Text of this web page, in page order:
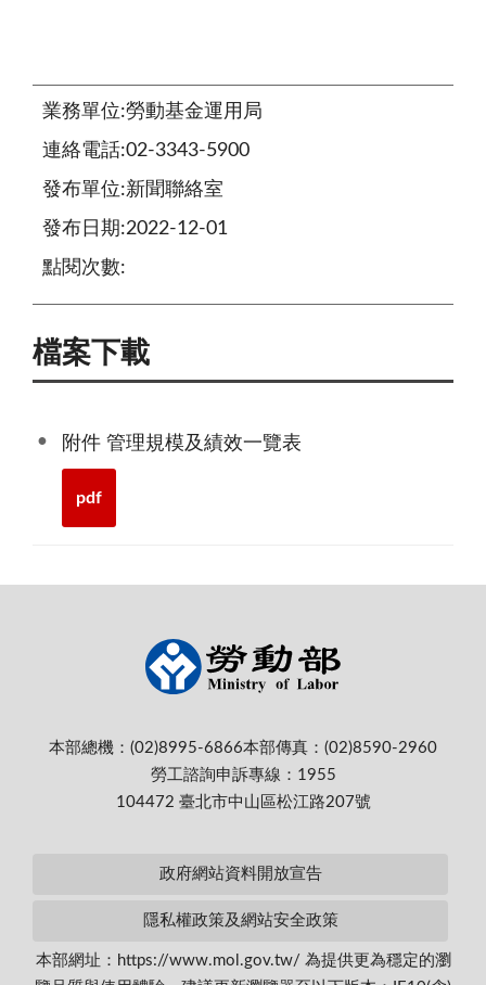
業務單位:勞動基金運用局
連絡電話:02-3343-5900
發布單位:新聞聯絡室
發布日期:2022-12-01
點閱次數:
檔案下載
附件 管理規模及績效一覽表
pdf
本部總機：(02)8995-6866本部傳真：(02)8590-2960
勞工諮詢申訴專線：1955
104472 臺北市中山區松江路207號
政府網站資料開放宣告
隱私權政策及網站安全政策
本部網址：https://www.mol.gov.tw/ 為提供更為穩定的瀏